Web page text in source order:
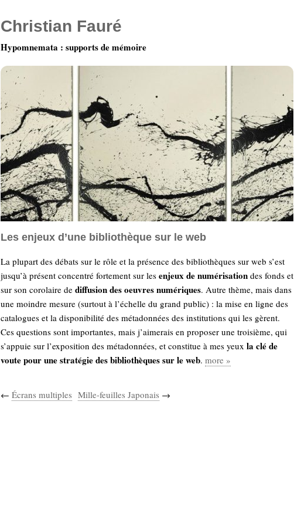
Les enjeux d’une bibliothèque sur le web
La plupart des débats sur le rôle et la présence des bibliothèques sur web s’est
jusqu’à présent concentré fortement sur les enjeux de numérisation des fonds et
sur son corolaire de diffusion des oeuvresnumériques. Autre thème, mais dans
une moindre mesure (surtout à l’échelle du grand public) : la mise en ligne des
catalogues et la disponibilité des métadonnées des institutions qui les gèrent.
Ces questions sont importantes, mais j’aimerais en proposer une troisième, qui
s’appuie sur l’exposition des métadonnées, et constitue à mes yeux la clé de
voute pour une stratégie des bibliothèques sur le web. more »
← Écrans multiples Mille-feuilles Japonais →
Christian Fauré
Hypomnemata : supports de mémoire